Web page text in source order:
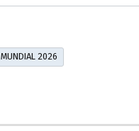
MUNDIAL 2026